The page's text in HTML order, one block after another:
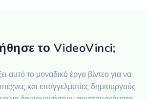
το VideoVinci;
αυτό το μοναδικό έργο βίντεο για να
και επαγγελματίες δημιουργούς